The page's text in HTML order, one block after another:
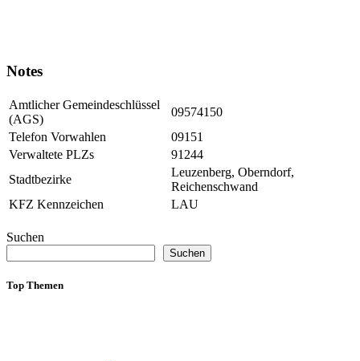
Notes
Amtlicher Gemeindeschlüssel
(AGS)
09574150
Telefon Vorwahlen
09151
Verwaltete PLZs
91244
Stadtbezirke
Leuzenberg, Oberndorf,
Reichenschwand
KFZ Kennzeichen
LAU
Suchen
Suchen
Top Themen